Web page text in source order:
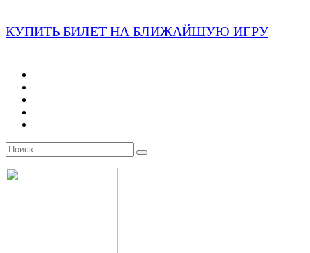
КУПИТЬ БИЛЕТ НА БЛИЖАЙШУЮ ИГРУ